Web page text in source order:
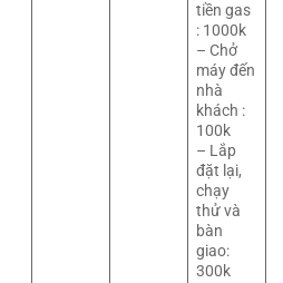
tiền gas
: 1000k
– Chở
máy đến
nhà
khách :
100k
– Lắp
đặt lại,
chạy
thử và
bàn
giao:
300k